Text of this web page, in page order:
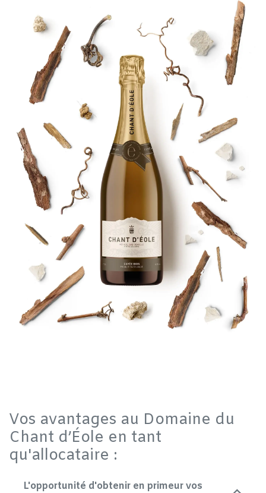
Vos avantages au Domaine du
Chant d’Éole en tant
qu'allocataire :
L'opportunité d'obtenir en primeur vos